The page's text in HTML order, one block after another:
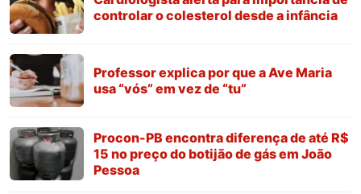
controlar o colesterol desde a infância
Professor explica por que a Ave Maria
usa “vós” em vez de “tu”
Procon-PB encontra diferença de até R$
15 no preço do botijão de gás em João
Pessoa